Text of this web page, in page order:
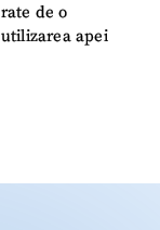
de o
apei